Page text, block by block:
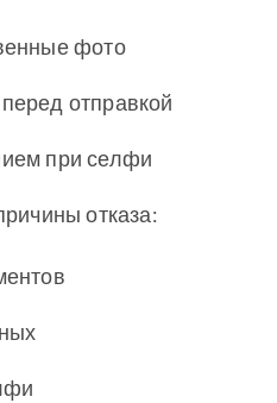
фото
отправкой
при селфи
отказа: